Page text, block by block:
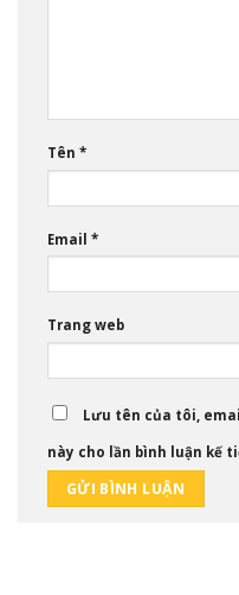
Tên *
Email *
Trang web
Lưu tên của tôi,
này cho lần bình luận kế